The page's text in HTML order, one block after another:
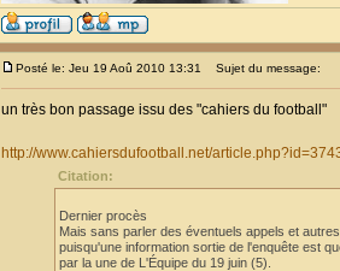
Posté le: Jeu 19 Aoû 2010 13:31 Sujet du message:
un très bon passage issu des "cahiers du football"
http://www.cahiersdufootball.net/
Citation:
Dernier procès
Mais sans parler des éventuels appels et
puisqu'une information sortie de l'enquête est
par la une de L'Équipe du 19 juin (5).